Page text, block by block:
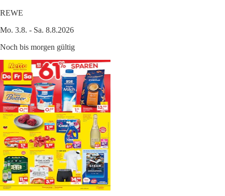
REWE
Mo. 3.8. - Sa. 8.8.2026
Noch bis morgen gültig